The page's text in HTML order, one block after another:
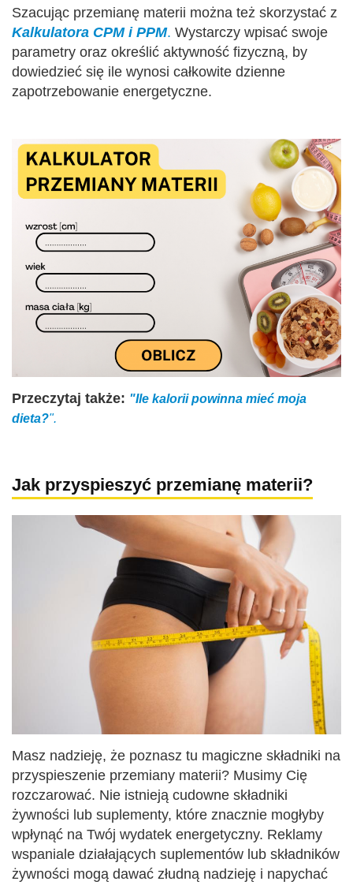
Szacując przemianę materii można też skorzystać z
Kalkulatora CPM i PPM. Wystarczy wpisać swoje
parametry oraz określić aktywność fizyczną, by
dowiedzieć się ile wynosi całkowite dzienne
zapotrzebowanie energetyczne.
Przeczytaj także: "Ile kalorii powinna mieć moja
dieta?".
Jak przyspieszyć przemianę materii?
Masz nadzieję, że poznasz tu magiczne składniki na
przyspieszenie przemiany materii? Musimy Cię
rozczarować. Nie istnieją cudowne składniki
żywności lub suplementy, które znacznie mogłyby
wpłynąć na Twój wydatek energetyczny. Reklamy
wspaniale działających suplementów lub składników
żywności mogą dawać złudną nadzieję i napychać